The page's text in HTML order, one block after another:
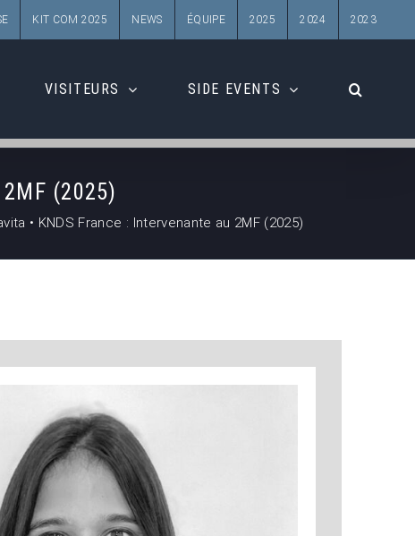
KIT COM 2025 NEWS ÉQUIPE 2025 2024 2023
VISITEURS SIDE EVENTS
(2025)
• KNDS France : Intervenante au 2MF (2025)